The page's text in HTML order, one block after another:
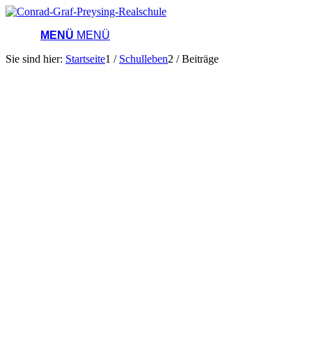
MENÜ MENÜ
Sie sind hier: Startseite1 / Schulleben2 / Beiträge